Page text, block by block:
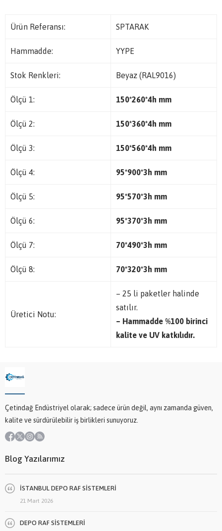
Ürün Referansı: SPTARAK
Hammadde: YYPE
Stok Renkleri: Beyaz (RAL9016)
Ölçü 1: 150*260*4h mm
Ölçü 2: 150*360*4h mm
Ölçü 3: 150*560*4h mm
Ölçü 4: 95*900*3h mm
Ölçü 5: 95*570*3h mm
Ölçü 6: 95*370*3h mm
Ölçü 7: 70*490*3h mm
Ölçü 8: 70*320*3h mm
Üretici Notu:
– 25 li paketler halinde
satılır.
– Hammadde %100 birinci
kalite ve UV katkılıdır.
Çetindağ Endüstriyel olarak; sadece ürün değil, aynı zamanda güven,
kalite ve sürdürülebilir iş birlikleri sunuyoruz.
Blog Yazılarımız
İSTANBUL DEPO RAF SİSTEMLERİ
21 Mart 2026
DEPO RAF SİSTEMLERİ